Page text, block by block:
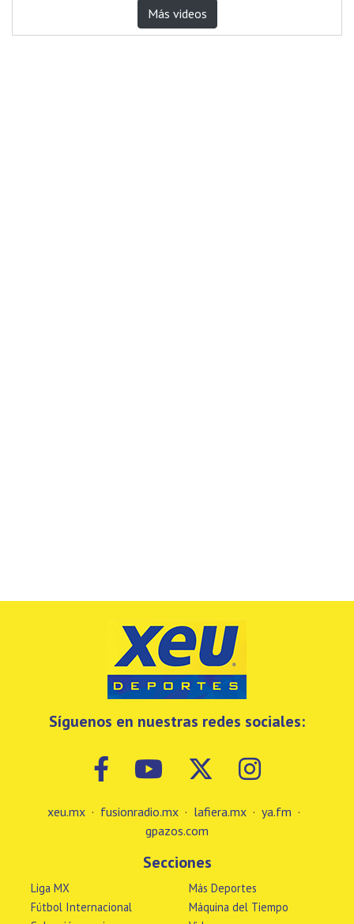
Más videos
Síguenos en nuestras redes sociales:
xeu.mx · fusionradio.mx · lafiera.mx · ya.fm ·
gpazos.com
Secciones
Liga MX
Fútbol Internacional
Más Deportes
Máquina del Tiempo